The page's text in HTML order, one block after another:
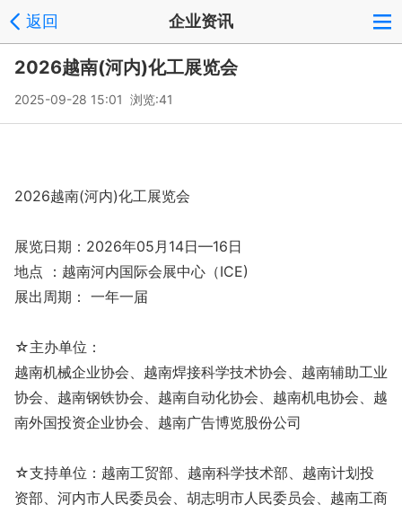
返回 企业资讯
2026越南(河内)化工展览会
2025-09-28 15:01 浏览:41
2026越南(河内)化工展览会
展览日期：2026年05月14日—16日
地点 ：越南河内国际会展中心（ICE)
展出周期： 一年一届
☆主办单位：
越南机械企业协会、越南焊接科学技术协会、越南辅助工业
协会、越南钢铁协会、越南自动化协会、越南机电协会、越
南外国投资企业协会、越南广告博览股份公司
☆支持单位：越南工贸部、越南科学技术部、越南计划投
资部、河内市人民委员会、胡志明市人民委员会、越南工商